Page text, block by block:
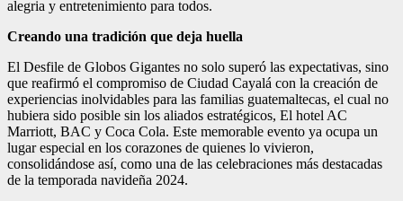
alegria y entretenimiento para todos.
Creando una tradición que deja huella
El Desfile de Globos Gigantes no solo superó las expectativas, sino
que reafirmó el compromiso de Ciudad Cayalá con la creación de
experiencias inolvidables para las familias guatemaltecas, el cual no
hubiera sido posible sin los aliados estratégicos, El hotel AC
Marriott, BAC y Coca Cola. Este memorable evento ya ocupa un
lugar especial en los corazones de quienes lo vivieron,
consolidándose así, como una de las celebraciones más destacadas
de la temporada navideña 2024.